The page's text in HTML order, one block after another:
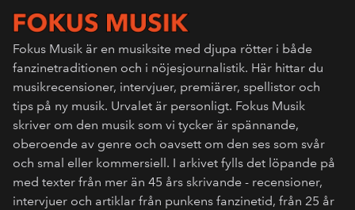
Fokus Musik är en musiksite med djupa rötter i både
fanzinetraditionen och i nöjesjournalistik. Här hittar du
musikrecensioner, intervjuer, premiärer, spellistor och
tips på ny musik. Urvalet är personligt. Fokus Musik
skriver om den musik som vi tycker är spännande,
oberoende av genre och oavsett om den ses som svår
och smal eller kommersiell. I arkivet fylls det löpande på
med texter från mer än 45 års skrivande - recensioner,
intervjuer och artiklar från punkens fanzinetid, från 25 år